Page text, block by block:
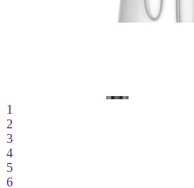
1
2
3
4
5
6